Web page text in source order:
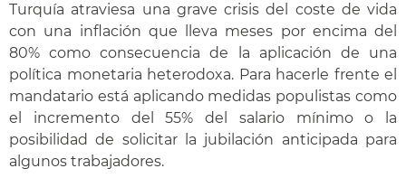
Turquía atraviesa una grave crisis del coste de vida
con una inflación que lleva meses por encima del
80% como consecuencia de la aplicación de una
política monetaria heterodoxa. Para hacerle frente el
mandatario está aplicando medidas populistas como
el incremento del 55% del salario mínimo o la
posibilidad de solicitar la jubilación anticipada para
algunos trabajadores.